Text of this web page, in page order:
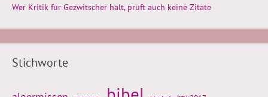
Wer Kritik für Gezwitscher hält, prüft auch keine Zitate
Stichworte